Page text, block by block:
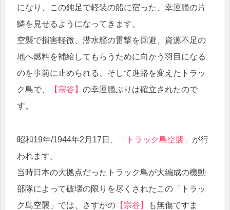
になり、この鈍足で軽装の船に宿った、幸運艦の片
鱗を見せるようになってきます。
空襲で損害軽微、潜水艦の雷撃を回避、資源不足の
地へ燃料を補給してもらうために向かう羽目になる
のを事前に止められる、そして進路を変えたトラッ
ク島で、
【宗谷】 の幸運艦ぶりは確立されたので
す。
昭和19年/1944年2月17日、 「トラック島空襲」 が行
われます。
当時日本の大拠点だったトラック島が大編成の機動
部隊によって破壊の限りを尽くされたこの「トラッ
ク島空襲」では、さすがの 【宗谷】
も無傷ですま